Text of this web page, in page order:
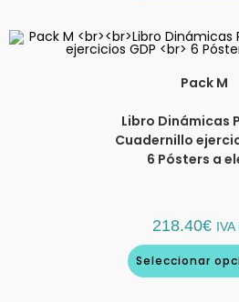
Pack M
Libro Dinámicas
Cuadernillo
6 Pósters a
218.40€ IVA
Seleccionar